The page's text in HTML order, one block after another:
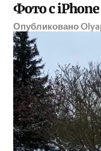
Фото с iPhone
Опубликовано